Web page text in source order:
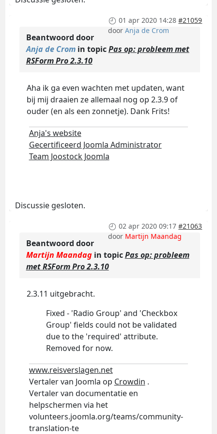
01 apr 2020 14:28 #21059
doorAnja de Crom
Beantwoord door
Anja de Cromin topicPas op: probleem met
RSForm Pro 2.3.10
Aha ik ga even wachten met updaten, want
bij mij draaien ze allemaal nog op 2.3.9 of
ouder (en als een zonnetje). Dank Frits!
Anja's website
Gecertificeerd Joomla Administrator
Team Joostock Joomla
Discussie gesloten.
02 apr 2020 09:17 #21063
door Martijn Maandag
Beantwoord door
Martijn Maandagin topicPas op: probleem
met RSForm Pro 2.3.10
2.3.11 uitgebracht.
Fixed - 'Radio Group' and 'Checkbox
Group' fields could not be validated
due to the 'required' attribute.
Removed for now.
www.reisverslagen.net
Vertaler van Joomla op Crowdin .
Vertaler van documentatie en
helpschermen via het
volunteers.joomla.org/teams/community-
translation-te